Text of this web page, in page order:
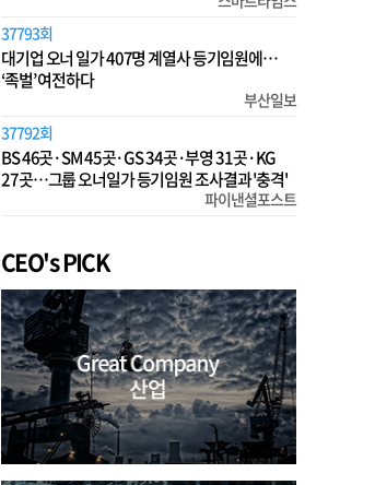
37793회
대기업 오너 일가 407명 계열사 등기임원에…
‘족벌’ 여전하다
부산일보
37792회
BS 46곳·SM 45곳·GS 34곳·부영 31곳·KG
27곳…그룹 오너일가 등기임원 조사결과 '충격'
파이낸셜포스트
CEO's PICK